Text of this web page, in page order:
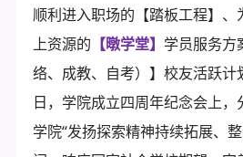
顺利进入职场的【踏板工程】
上资源的 【暾学堂】 学员服务方
络、成教、自考）】校友活跃计
日，学院成立四周年纪念会上
学院“发扬探索精神持续拓展、